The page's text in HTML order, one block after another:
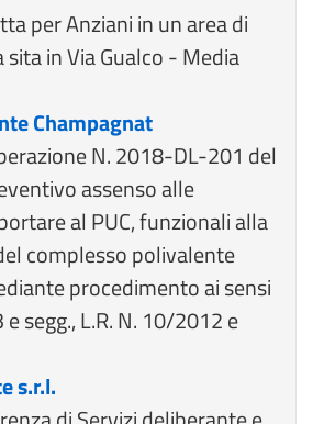
per Anziani in un area di
in Via Gualco - Media
Champagnat
N. 2018-DL-201 del
assenso alle
al PUC, funzionali alla
complesso polivalente
procedimento ai sensi
segg., L.R. N. 10/2012 e
s.r.l.